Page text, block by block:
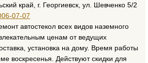
край, г. Георгиевск, ул. Шевченко 5/2
07-07
автостекол всех видов наземного
ценам от ведущих
установка на дому. Время работы
воскресенья. Действуют скидки для